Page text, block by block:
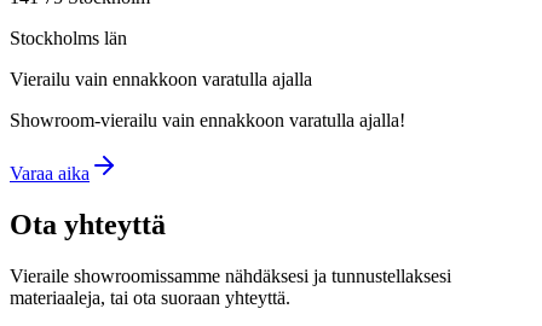
Stockholms län
Vierailu vain ennakkoon varatulla ajalla
Showroom-vierailu vain ennakkoon varatulla ajalla!
Varaa aika
Ota yhteyttä
Vieraile showroomissamme nähdäksesi ja tunnustellaksesi
materiaaleja, tai ota suoraan yhteyttä.